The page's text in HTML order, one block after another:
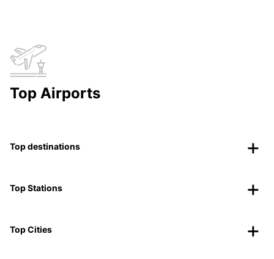
Top Airports
Top destinations
Top Stations
Top Cities